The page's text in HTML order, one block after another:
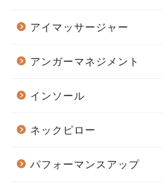
アイマッサージャー
アンガーマネジメント
インソール
ネックピロー
パフォーマンスアップ